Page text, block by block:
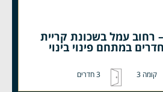
רחוב עמל בשכונת קריית
קומה 3 3 חדרים